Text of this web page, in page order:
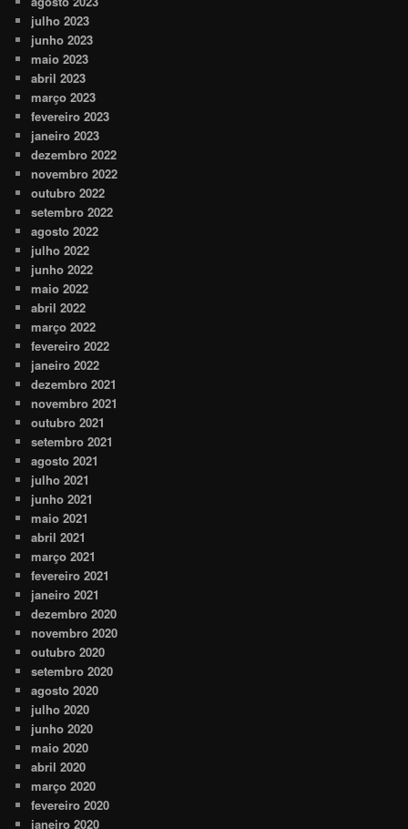
julho 2023
junho 2023
maio 2023
abril 2023
março 2023
fevereiro 2023
janeiro 2023
dezembro 2022
novembro 2022
outubro 2022
setembro 2022
agosto 2022
julho 2022
junho 2022
maio 2022
abril 2022
março 2022
fevereiro 2022
janeiro 2022
dezembro 2021
novembro 2021
outubro 2021
setembro 2021
agosto 2021
julho 2021
junho 2021
maio 2021
abril 2021
março 2021
fevereiro 2021
janeiro 2021
dezembro 2020
novembro 2020
outubro 2020
setembro 2020
agosto 2020
julho 2020
junho 2020
maio 2020
abril 2020
março 2020
fevereiro 2020
janeiro 2020